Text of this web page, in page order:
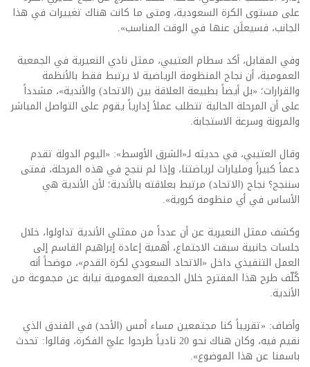
على مستوى الكرة السعودية، ومتى ما كانت هناك تغييرات في هذا
الجانب، فسيعلَن عنها في الوقت المناسب».
وفي المقابل، أكد سطام العتيبي، ممثل نادي النعيرية في الجمعية
العمومية، أن نجاح المنظومة الرياضية لا يرتبط فقط بالأنظمة
والقرارات؛ «بل أيضاً بطبيعة العلاقة بين (الاتحاد) والأندية»، مشدداً
على أن المرحلة الحالية تتطلب عملاً إدارياً يقوم على التواصل المباشر
والمرونة وسرعة الاستجابة.
وقال العتيبي، في حديثه لـ«الشرق الأوسط»: «اليوم الدولة تقدم
دعماً كبيراً ومليارات لرياضتنا، وإذا لم ننجح في هذه المرحلة، فمتى
سننجح؟ نجاح (الاتحاد) مرتبط بعلاقته بالأندية؛ لأن الأندية هي
الأساس في أي منظومة كروية».
وكشف ممثل النعيرية عن أن عدداً من ممثلي الأندية تداولوا، خلال
جلسات جانبية سبقت الاجتماع، أهمية إعادة إبراهيم القاسم إلى
العمل التنفيذي داخل «الاتحاد السعودي لكرة القدم»، موضحاً أنه
كُلّف طرح هذا المقترح خلال الجمعية العمومية نيابة عن مجموعة من
الأندية.
وأضاف: «تقريباً كنا مجتمعين مساء أمس (الأحد) في الفندق الذي
نقيم فيه، وكان هناك نحو 20 نادياً طرحوا عليّ الفكرة، وقالوا: تحدث
باسمنا عن هذا الموضوع».